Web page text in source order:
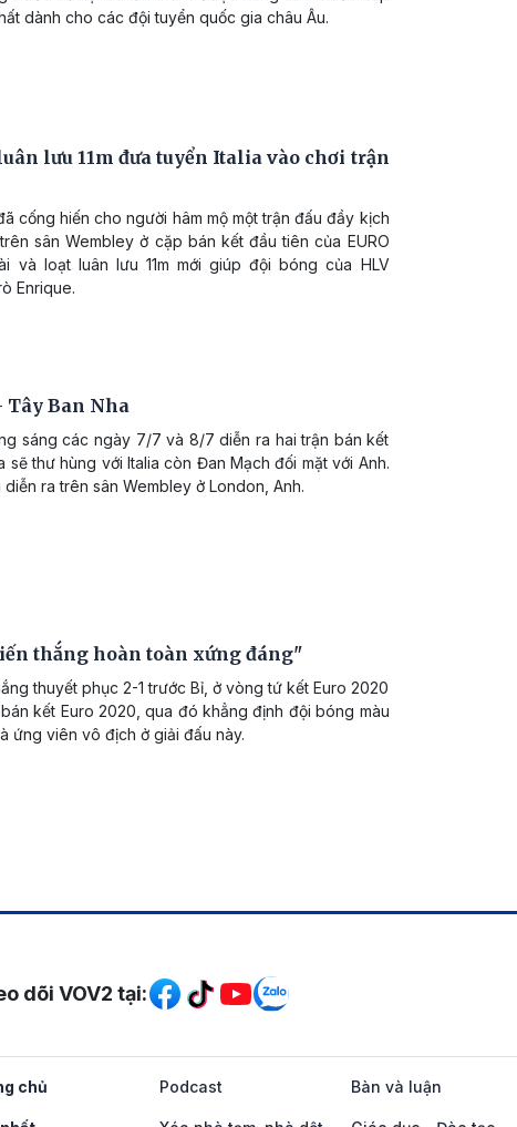
dành cho các đội tuyển quốc gia châu Âu.
lưu 11m đưa tuyển Italia vào chơi trận
cống hiến cho người hâm mộ một trận đấu đầy kịch
sân Wembley ở cặp bán kết đầu tiên của EURO
và loạt luân lưu 11m mới giúp đội bóng của HLV
Enrique.
Tây Ban Nha
sáng các ngày 7/7 và 8/7 diễn ra hai trận bán kết
sẽ thư hùng với Italia còn Đan Mạch đối mặt với Anh.
ra trên sân Wembley ở London, Anh.
thắng hoàn toàn xứng đáng"
thuyết phục 2-1 trước Bỉ, ở vòng tứ kết Euro 2020
kết Euro 2020, qua đó khẳng định đội bóng màu
ứng viên vô địch ở giải đấu này.
xã hội
dõi VOV2 tại:
chủ Podcast Bàn và luận